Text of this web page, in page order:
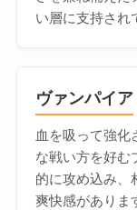
い層に支持され
ヴァンパイア
血を吸って強化
な戦い方を好む
的に攻め込み、
爽快感がありま